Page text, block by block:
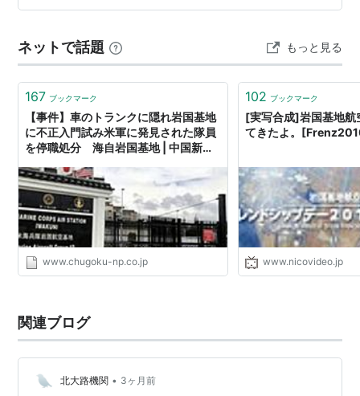
ポットです。 今回の目的は、空港展望デッキから航空機
ックアクセスロードを歩きながら飛行機撮影を楽しむこ
とでした。 実際に訪れてみると…
ネットで話題 もっと見る
167 ブックマーク
【事件】車のトランクに隠れ岩国基地
に不正入門試み米軍に発見された隊員
を停職処分 海自岩国基地 | 中国新聞
www.chugoku-np.co.jp
102 ブックマーク
[実写合成]岩国基地航
てきたよ。
www.nicovideo.jp
関連ブログ
北大路機関 • 3ヶ月前